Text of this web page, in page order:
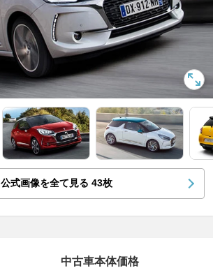
公式画像を全て見る 43枚
中古車本体価格